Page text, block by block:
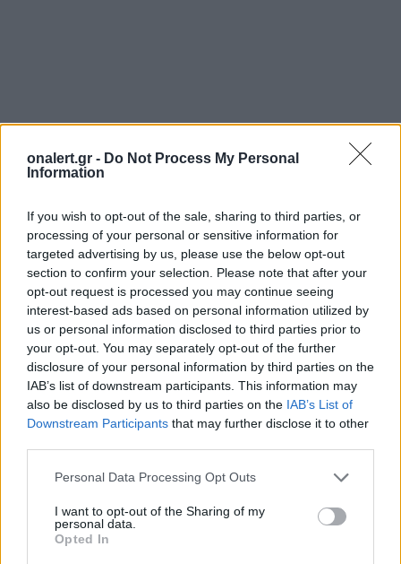
onalert.gr - Do Not Process My Personal
Information
If you wish to opt-out of the sale, sharing to third parties, or
processing of your personal or sensitive information for
targeted advertising by us, please use the below opt-out
section to confirm your selection. Please note that after your
opt-out request is processed you may continue seeing
interest-based ads based on personal information utilized by
us or personal information disclosed to third parties prior to
your opt-out. You may separately opt-out of the further
disclosure of your personal information by third parties on the
IAB’s list of downstream participants. This information may
also be disclosed by us to third parties on the IAB’s List of
Downstream Participants that may further disclose it to other
Personal Data Processing Opt Outs
I want to opt-out of the Sharing of my
personal data.
Opted In
Διάβασε επίσης
Ακολουθήστε το onalert.gr στοGoogle
Newsκαι μάθετε πρώτοι όλες τις ειδήσεις
για την άμυνα.
ASTER 30 ASTER-15
ΑΜΥΝΤΙΚΗ ΒΙΟΜΗΧΑΝΙΑ